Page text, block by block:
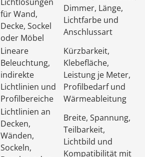
für Wand,
Decke, Sockel
oder Möbel
Dimmer, Länge,
Lichtfarbe und
Anschlussart
Lineare
Beleuchtung,
indirekte
Lichtlinien und
Profilbereiche
Kürzbarkeit,
Klebefläche,
Leistung je Meter,
Profilbedarf und
Wärmeableitung
Lichtlinien an
Decken,
Wänden,
Sockeln,
Breite, Spannung,
Teilbarkeit,
Lichtbild und
Kompatibilität mit